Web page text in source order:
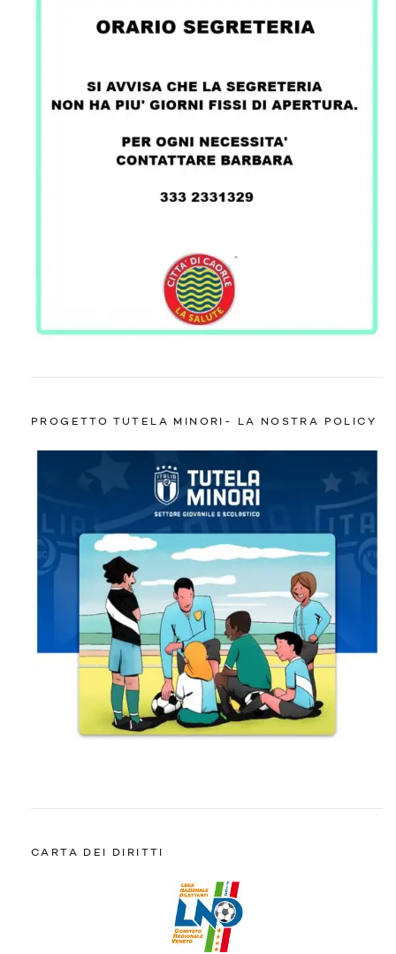
PROGETTO TUTELA MINORI- LA NOSTRA POLICY
CARTA DEI DIRITTI